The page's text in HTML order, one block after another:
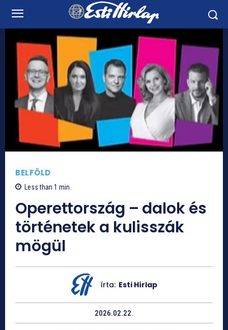
BELFÖLD
Less than 1 min.
Operettország – dalok és
történetek a kulisszák
mögül
írta: Esti Hírlap
2026.02.22.